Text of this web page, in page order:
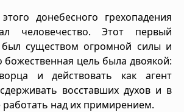
донебесного грехопадения
человечество. Этот первый
был существом огромной силы и
божественная цель была двоякой:
и действовать как агент
восставших духов и в
работать над их примирением.